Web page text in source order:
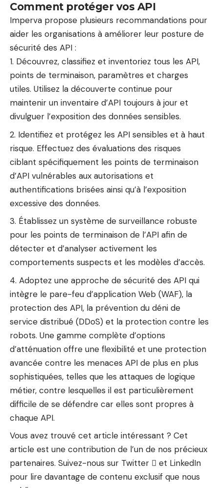
Comment protéger vos API
Imperva propose plusieurs recommandations pour
aider les organisations à améliorer leur posture de
sécurité des API :
Découvrez, classifiez et inventoriez tous les API,
points de terminaison, paramètres et charges
utiles. Utilisez la découverte continue pour
maintenir un inventaire d’API toujours à jour et
divulguer l’exposition des données sensibles.
Identifiez et protégez les API sensibles et à haut
risque. Effectuez des évaluations des risques
ciblant spécifiquement les points de terminaison
d’API vulnérables aux autorisations et
authentifications brisées ainsi qu’à l’exposition
excessive des données.
Établissez un système de surveillance robuste
pour les points de terminaison de l’API afin de
détecter et d’analyser activement les
comportements suspects et les modèles d’accès.
Adoptez une approche de sécurité des API qui
intègre le pare-feu d’application Web (WAF), la
protection des API, la prévention du déni de
service distribué (DDoS) et la protection contre les
robots. Une gamme complète d’options
d’atténuation offre une flexibilité et une protection
avancée contre les menaces API de plus en plus
sophistiquées, telles que les attaques de logique
métier, contre lesquelles il est particulièrement
difficile de se défendre car elles sont propres à
chaque API.
Vous avez trouvé cet article intéressant ? Cet
article est une contribution de l’un de nos précieux
partenaires. Suivez-nous sur Twitter  et LinkedIn
pour lire davantage de contenu exclusif que nous